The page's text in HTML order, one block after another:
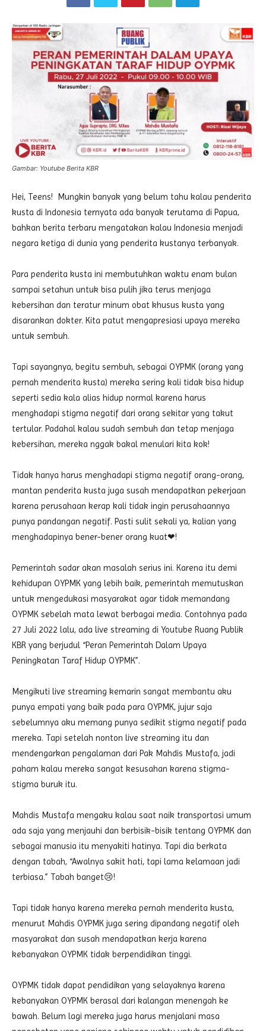
Gambar: Youtube Berita KBR
Hei, Teens! Mungkin banyak yang belum tahu kalau penderita
kusta di Indonesia ternyata ada banyak terutama di Papua,
bahkan berita terbaru mengatakan kalau Indonesia menjadi
negara ketiga di dunia yang penderita kustanya terbanyak.
Para penderita kusta ini membutuhkan waktu enam bulan
sampai setahun untuk bisa pulih jika terus menjaga
kebersihan dan teratur minum obat khusus kusta yang
disarankan dokter. Kita patut mengapresiasi upaya mereka
untuk sembuh.
Tapi sayangnya, begitu sembuh, sebagai OYPMK (orang yang
pernah menderita kusta) mereka sering kali tidak bisa hidup
seperti sedia kala alias hidup normal karena harus
menghadapi stigma negatif dari orang sekitar yang takut
tertular. Padahal kalau sudah sembuh dan tetap menjaga
kebersihan, mereka nggak bakal menulari kita kok!
Tidak hanya harus menghadapi stigma negatif orang-orang,
mantan penderita kusta juga susah mendapatkan pekerjaan
karena perusahaan kerap kali tidak ingin perusahaannya
punya pandangan negatif. Pasti sulit sekali ya, kalian yang
menghadapinya bener-bener orang kuat❤!
Pemerintah sadar akan masalah serius ini. Karena itu demi
kehidupan OYPMK yang lebih baik, pemerintah memutuskan
untuk mengedukasi masyarakat agar tidak memandang
OYPMK sebelah mata lewat berbagai media. Contohnya pada
27 Juli 2022 lalu, ada live streaming di Youtube Ruang Publik
KBR yang berjudul “Peran Pemerintah Dalam Upaya
Peningkatan Taraf Hidup OYPMK”.
Mengikuti live streaming kemarin sangat membantu aku
punya empati yang baik pada para OYPMK, jujur saja
sebelumnya aku memang punya sedikit stigma negatif pada
mereka. Tapi setelah nonton live streaming itu dan
mendengarkan pengalaman dari Pak Mahdis Mustafa, jadi
paham kalau mereka sangat kesusahan karena stigma-
stigma buruk itu.
Mahdis Mustafa mengaku kalau saat naik transportasi umum
ada saja yang menjauhi dan berbisik-bisik tentang OYPMK dan
sebagai manusia itu menyakiti hatinya. Tapi dia berkata
dengan tabah, “Awalnya sakit hati, tapi lama kelamaan jadi
terbiasa.” Tabah banget😢!
Tapi tidak hanya karena mereka pernah menderita kusta,
menurut Mahdis OYPMK juga sering dipandang negatif oleh
masyarakat dan susah mendapatkan kerja karena
kebanyakan OYPMK tidak berpendidikan tinggi.
OYPMK tidak dapat pendidikan yang selayaknya karena
kebanyakan OYPMK berasal dari kalangan menengah ke
bawah. Belum lagi mereka juga harus menjalani masa